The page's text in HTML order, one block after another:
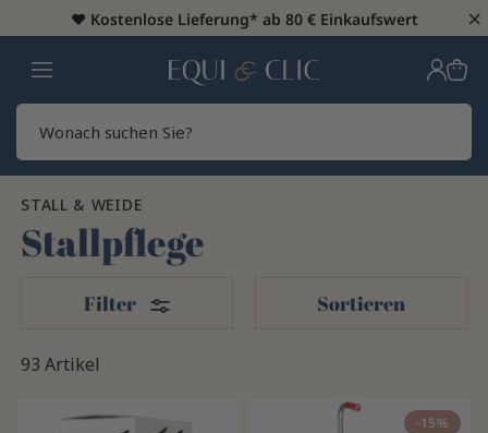
♥️ Kostenlose Lieferung* ab 80 € Einkaufswert ×
Heim
STALL & WEIDE
Stallpflege
93 Artikel
Filter Filter Sortieren
-15%